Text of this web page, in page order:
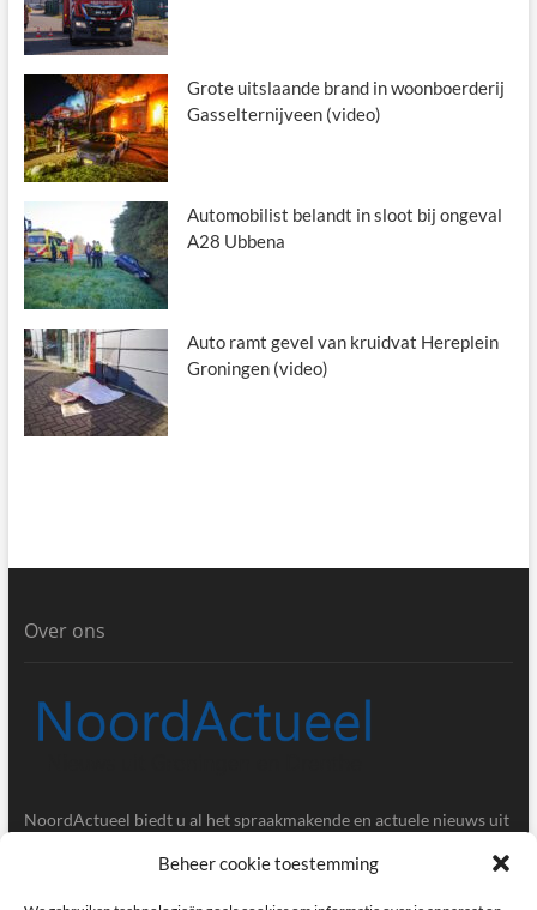
Beheer cookie toestemming
Grote uitslaande brand in woonboerderij
Gasselternijveen (video)
Automobilist belandt in sloot bij ongeval
A28 Ubbena
Auto ramt gevel van kruidvat Hereplein
Groningen (video)
Over ons
NoordActueel biedt u al het spraakmakende en actuele nieuws uit